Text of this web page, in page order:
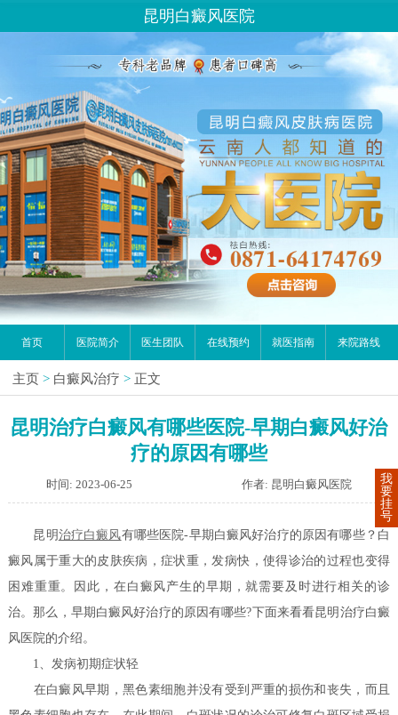
昆明白癜风医院
首页 医院简介 医生团队 在线预约 就医指南 来院路线
主页 > 白癜风治疗 > 正文
昆明治疗白癜风有哪些医院-早期白癜风好治
疗的原因有哪些
时间: 2023-06-25 作者: 昆明白癜风医院
昆明治疗白癜风有哪些医院-早期白癜风好治疗的原因有哪些？白
癜风属于重大的皮肤疾病，症状重，发病快，使得诊治的过程也变得
困难重重。因此，在白癜风产生的早期，就需要及时进行相关的诊
治。那么，早期白癜风好治疗的原因有哪些?下面来看看昆明治疗白癜
风医院的介绍。
1、发病初期症状轻
在白癜风早期，黑色素细胞并没有受到严重的损伤和丧失，而且
我
要
挂
号